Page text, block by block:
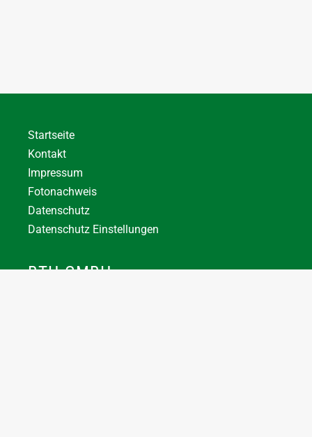
Startseite
Kontakt
Impressum
Fotonachweis
Datenschutz
Datenschutz Einstellungen
BTH GMBH